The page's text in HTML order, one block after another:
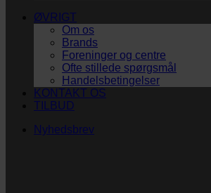
ØVRIGT
Om os
Brands
Foreninger og centre
Ofte stillede spørgsmål
Handelsbetingelser
KONTAKT OS
TILBUD
Nyhedsbrev